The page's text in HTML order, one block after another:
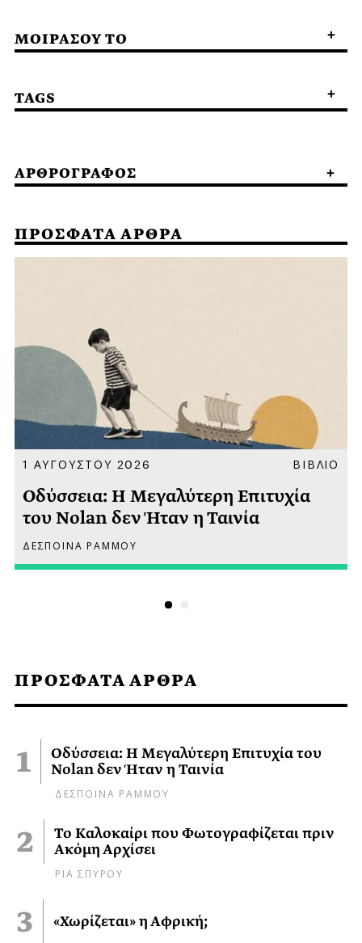
ΠΡΟΣΦΑΤΑ ΑΡΘΡΑ
Οδύσσεια: Η Μεγαλύτερη Επιτυχία του
Nolan δεν Ήταν η Ταινία
ΔΕΣΠΟΙΝΑ ΡΑΜΜΟΥ
Το Καλοκαίρι που Φωτογραφίζεται πριν
Ακόμη Αρχίσει
ΡΙΑ ΣΠΥΡΟΥ
«Χωρίζεται» η Αφρική;
ΜΟΙΡΑΣΟΥ ΤΟ
TAGS
ΑΡΘΡΟΓΡΑΦΟΣ
ΠΡΟΣΦΑΤΑ ΑΡΘΡΑ
1 ΑΥΓΟΥΣΤΟΥ 2026 ΒΙΒΛΙΟ
Οδύσσεια: Η Μεγαλύτερη Επιτυχία
του Nolan δεν Ήταν η Ταινία
ΔΕΣΠΟΙΝΑ ΡΑΜΜΟΥ